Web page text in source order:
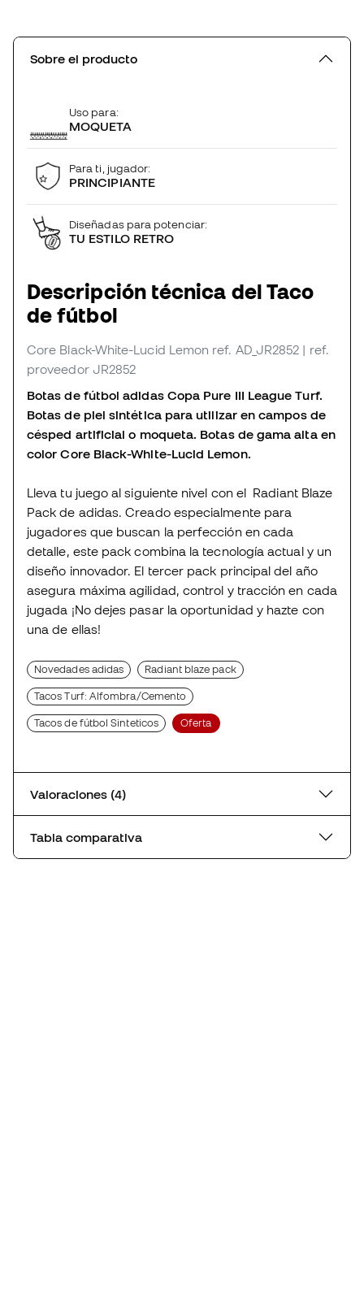
Sobre el producto
Uso para:
MOQUETA
Para ti, jugador:
PRINCIPIANTE
Diseñadas para potenciar:
TU ESTILO RETRO
Descripción técnica del Taco
de fútbol
Core Black-White-Lucid Lemon ref. AD_JR2852 | ref.
proveedor JR2852
Botas de fútbol adidas Copa Pure III League Turf.
Botas de piel sintética para utilizar en campos de
césped artificial o moqueta. Botas de gama alta en
color Core Black-White-Lucid Lemon.
Lleva tu juego al siguiente nivel con el Radiant Blaze
Pack de adidas. Creado especialmente para
jugadores que buscan la perfección en cada
detalle, este pack combina la tecnología actual y un
diseño innovador. El tercer pack principal del año
asegura máxima agilidad, control y tracción en cada
jugada ¡No dejes pasar la oportunidad y hazte con
una de ellas!
Novedades adidas Radiant blaze pack
Tacos Turf: Alfombra/Cemento
Tacos de fútbol Sinteticos Oferta
Valoraciones (4)
Tabla comparativa